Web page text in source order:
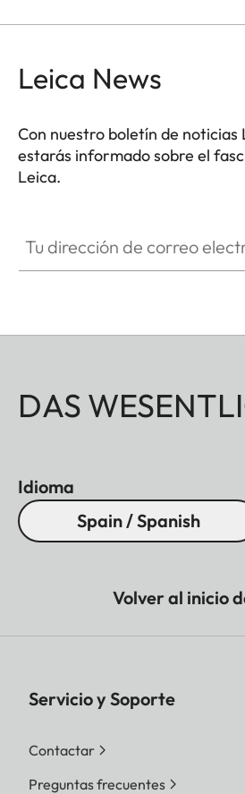
usen mayores aperturas para
superficial.
Leica News
Con nuestro boletín de noticias
estarás informado sobre el
Leica.
DAS
Idioma
Spain / Spanish
Volver al inicio
Servicio y Soporte
Contactar
Preguntas frecuentes